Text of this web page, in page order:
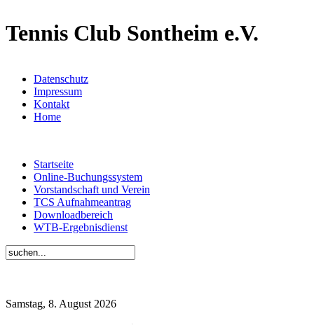
Tennis Club Sontheim e.V.
Datenschutz
Impressum
Kontakt
Home
Startseite
Online-Buchungssystem
Vorstandschaft und Verein
TCS Aufnahmeantrag
Downloadbereich
WTB-Ergebnisdienst
Samstag, 8. August 2026